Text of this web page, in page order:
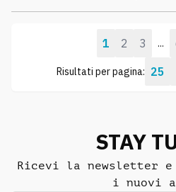
Risultati per pagina: 25
1 2 3 ...
STAY
Ricevi la newsletter e
i nuovi